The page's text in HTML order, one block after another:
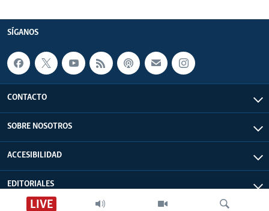
LIVE
SÍGANOS
CONTACTO
SOBRE NOSOTROS
ACCESIBILIDAD
EDITORIALES